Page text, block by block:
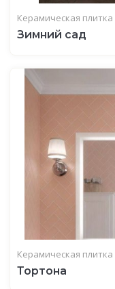
Керамическая плитка
Зимний сад
Керамическая плитка
Тортона